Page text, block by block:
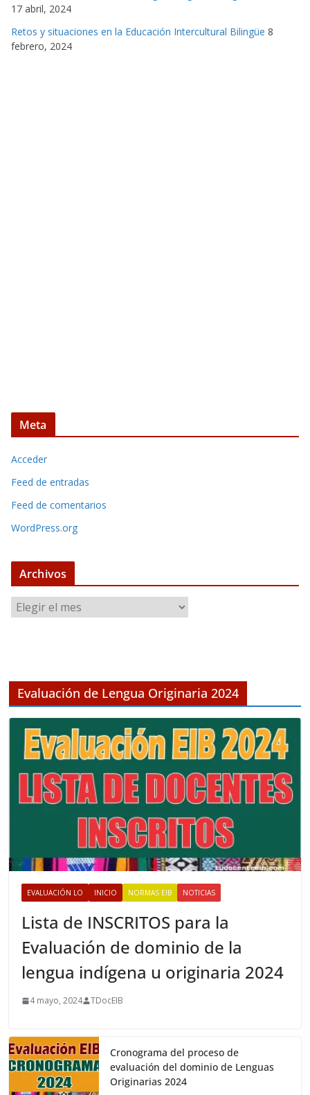
17 abril, 2024
Retos y situaciones en la Educación Intercultural Bilingüe 8
febrero, 2024
Meta
Acceder
Feed de entradas
Feed de comentarios
WordPress.org
Archivos
r
o
Evaluación de Lengua Originaria 2024
EVALUACIÓN LO INICIO NORMAS EIB NOTICIAS
Lista de INSCRITOS para la
Evaluación de dominio de la
lengua indígena u originaria 2024
4 mayo, 2024 TDocEIB
Cronograma del proceso de
evaluación del dominio de Lenguas
Originarias 2024